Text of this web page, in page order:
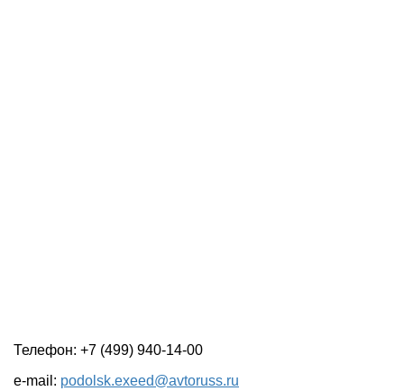
Телефон: +7 (499) 940-14-00
e-mail: podolsk.exeed@avtoruss.ru